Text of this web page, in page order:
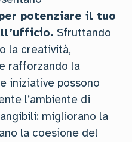
potenziare il tuo
Sfruttando
la creatività,
rafforzando la
iniziative possono
l’ambiente di
migliorano la
la coesione del